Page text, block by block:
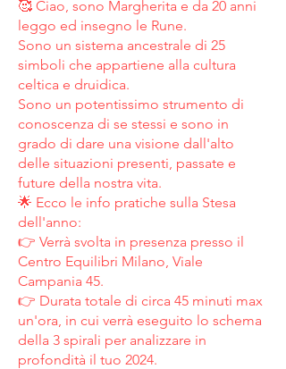
🥰 Ciao, sono Margherita e da 20 anni
leggo ed insegno le Rune.
Sono un sistema ancestrale di 25
simboli che appartiene alla cultura
celtica e druidica.
Sono un potentissimo strumento di
conoscenza di se stessi e sono in
grado di dare una visione dall'alto
delle situazioni presenti, passate e
future della nostra vita.
🌟 Ecco le info pratiche sulla Stesa
dell'anno:
👉 Verrà svolta in presenza presso il
Centro Equilibri Milano, Viale
Campania 45.
👉 Durata totale di circa 45 minuti max
un'ora, in cui verrà eseguito lo schema
della 3 spirali per analizzare in
profondità il tuo 2024.